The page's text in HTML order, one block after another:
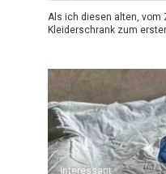
Als ich diesen alten, vom
Kleiderschrank zum
Interessant